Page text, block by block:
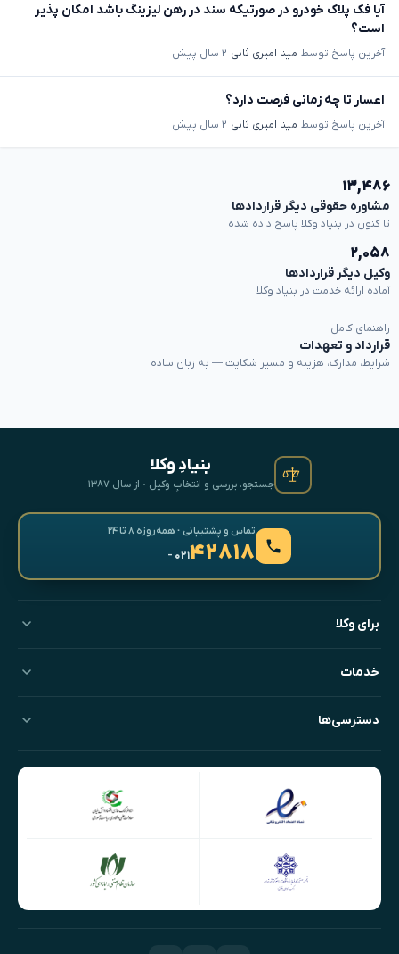
آیا فک پلاک خودرو در صورتیکه سند در رهن لیزینگ باشد امکان پذیر
است؟
آخرین پاسخ توسط مینا امیری ثانی ۲ سال پیش
اعسار تا چه زمانی فرصت دارد؟
آخرین پاسخ توسط مینا امیری ثانی ۲ سال پیش
۱۳,۴۸۶
مشاوره حقوقی دیگر قراردادها
تا کنون در بنیاد وکلا پاسخ داده شده
۲,۰۵۸
وکیل دیگر قراردادها
آماده ارائه خدمت در بنیاد وکلا
راهنمای کامل
قرارداد و تعهدات
شرایط، مدارک، هزینه و مسیر شکایت — به زبان ساده
بنیادِ وکلا
جستجو، بررسی و انتخابِ وکیل · از سال ۱۳۸۷
تماس و پشتیبانی · همه‌روزه ۸ تا ۲۴
۴۲۸۱۸- ۰۲۱
برای وکلا
خدمات
دسترسی‌ها